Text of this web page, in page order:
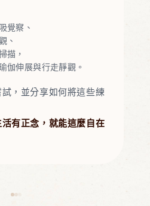
覺察、
、
描，
伽伸展與行走靜觀。
，並分享如何將這些練
有正念，就能這麼自在